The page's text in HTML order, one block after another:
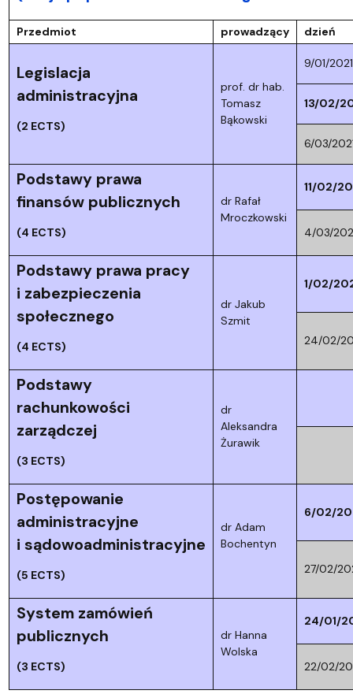
Przedmiot prowadzący dzień
Legislacja
administracyjna
(2 ECTS)
prof. dr hab.
Tomasz
Bąkowski
9/01/2021
13/02/
6/03/
Podstawy prawa
finansów publicznych
(4 ECTS)
dr Rafał
Mroczkowski
11/02/
4/03/
Podstawy prawa pracy
i zabezpieczenia
społecznego
(4 ECTS)
dr Jakub
Szmit
1/02/
24/02/
Podstawy
rachunkowości
zarządczej
(3 ECTS)
dr
Aleksandra
Żurawik
Postępowanie
administracyjne
i sądowoadministracyjne
(5 ECTS)
dr Adam
Bochentyn
6/02/
27/02/
System zamówień
publicznych
(3 ECTS)
dr Hanna
Wolska
24/01/
22/02/